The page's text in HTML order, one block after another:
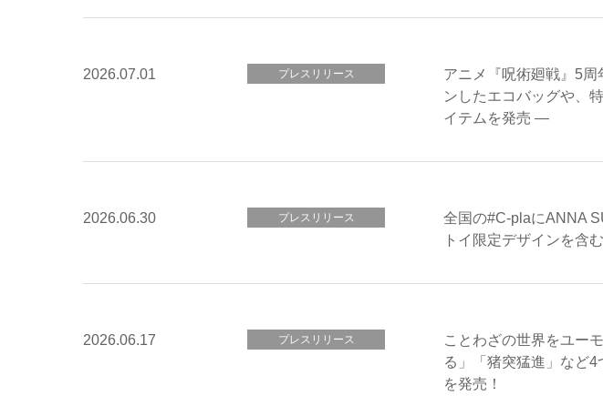
2026.07.01 プレスリリース
アニメ『呪術廻戦』5
ンしたエコバッグや、
イテムを発売 ―
2026.06.30 プレスリリース
全国の#C-plaにANNA
トイ限定デザインを含
2026.06.17 プレスリリース
ことわざの世界をユー
る」「猪突猛進」など
を発売！